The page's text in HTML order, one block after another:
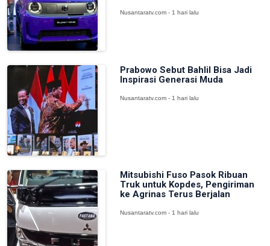
Nusantaratv.com - 1 hari lalu
Prabowo Sebut Bahlil Bisa Jadi
Inspirasi Generasi Muda
Nusantaratv.com - 1 hari lalu
Mitsubishi Fuso Pasok Ribuan
Truk untuk Kopdes, Pengiriman
ke Agrinas Terus Berjalan
Nusantaratv.com - 1 hari lalu